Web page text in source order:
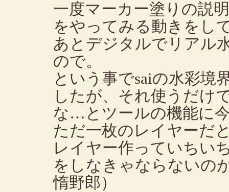
一度マーカー塗りの説
をやってみる動きをし
あとデジタルでリアル
ので。
という事でsaiの水彩境
したが、それ使うだけ
な…とツールの機能に
ただ一枚のレイヤーだ
レイヤー作っていちい
をしなきゃならないの
惰野郎）